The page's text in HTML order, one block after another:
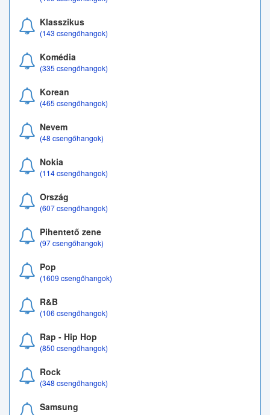
Klasszikus
(143 csengőhangok)
Komédia
(335 csengőhangok)
Korean
(465 csengőhangok)
Nevem
(48 csengőhangok)
Nokia
(114 csengőhangok)
Ország
(607 csengőhangok)
Pihentető zene
(97 csengőhangok)
Pop
(1609 csengőhangok)
R&B
(106 csengőhangok)
Rap - Hip Hop
(850 csengőhangok)
Rock
(348 csengőhangok)
Samsung